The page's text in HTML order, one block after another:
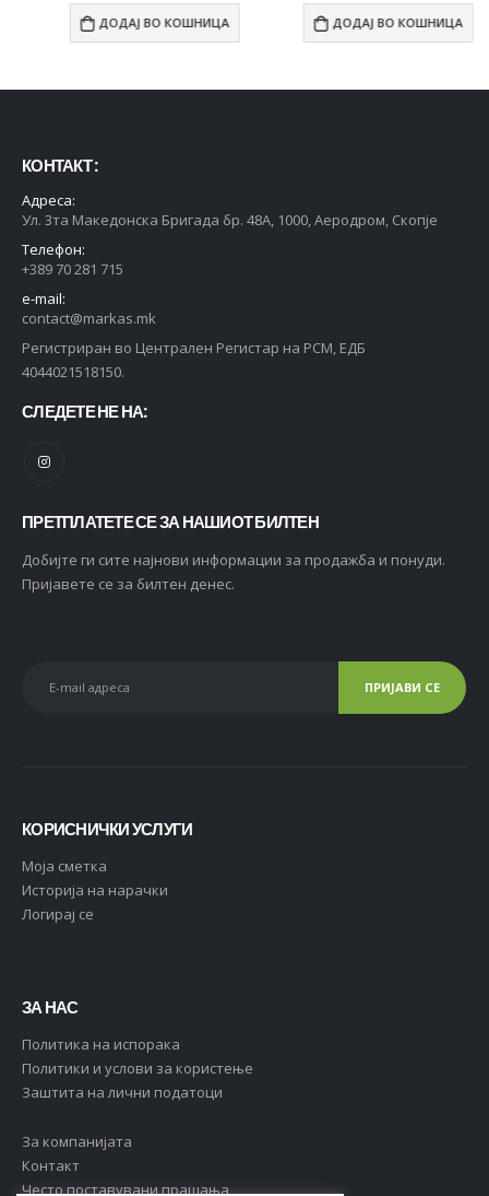
ДОДАЈ ВО КОШНИЦА ДОДАЈ ВО КОШНИЦА
КОНТАКТ :
Адреса:
Ул. 3та Македонска Бригада бр. 48А, 1000, Аеродром, Скопје
Телефон:
+389 70 281 715
e-mail:
contact@markas.mk
Регистриран во Централен Регистар на РСМ, ЕДБ
4044021518150.
СЛЕДЕТЕ НЕ НА:
ПРЕТПЛАТЕТЕ СЕ ЗА НАШИОТ БИЛТЕН
Добијте ги сите најнови информации за продажба и понуди.
Пријавете се за билтен денес.
КОРИСНИЧКИ УСЛУГИ
Moja сметка
Историја на нарачки
Логирај се
ЗА НАС
Политика на испорака
Политики и услови за користење
Заштита на лични податоци
За компанијата
Контакт
Често поставувани прашања